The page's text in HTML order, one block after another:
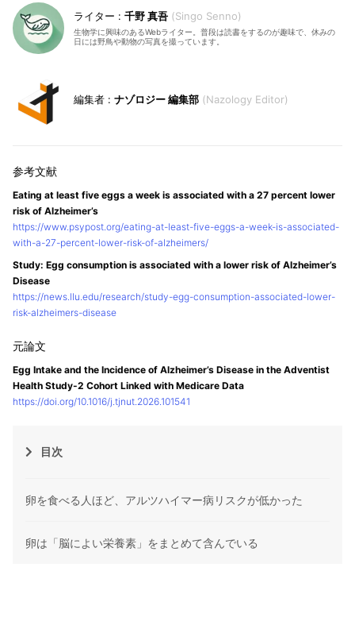
千野 真吾 Singo Senno
生物学に興味のあるWebライター。普段は読書をするのが趣味で、休みの
日には野鳥や動物の写真を撮っています。
ナゾロジー 編集部 Nazology Editor
Eating at least five eggs a week is associated with a 27 percent lower
risk of Alzheimer’s
https://www.psypost.org/eating-at-least-five-eggs-a-week-is-associated-
with-a-27-percent-lower-risk-of-alzheimers/
Study: Egg consumption is associated with a lower risk of Alzheimer’s
Disease
https://news.llu.edu/research/study-egg-consumption-associated-lower-
risk-alzheimers-disease
Egg Intake and the Incidence of Alzheimer’s Disease in the Adventist
Health Study-2 Cohort Linked with Medicare Data
https://doi.org/10.1016/j.tjnut.2026.101541
目次
卵を食べる人ほど、アルツハイマー病リスクが低かった
卵は「脳によい栄養素」をまとめて含んでいる